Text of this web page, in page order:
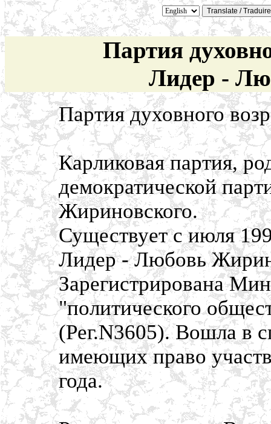
Партия
Лидер -
Партия духовного
Карликовая партия,
демократической
Жириновского.
Существует с июля
Лидер - Любовь
Зарегистрирована
"политического
(Рег.N3605). Вошла в
имеющих право
года.